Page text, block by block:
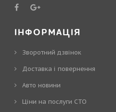
ІНФОРМАЦІЯ
Зворотний дзвінок
Доставка і повернення
Авто новини
Ціни на послуги СТО